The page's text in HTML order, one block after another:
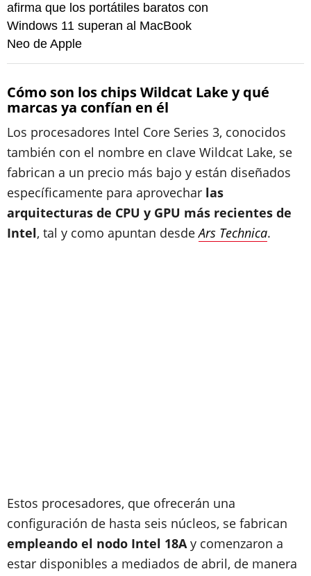
afirma que los portátiles baratos con
Windows 11 superan al MacBook
Neo de Apple
Cómo son los chips Wildcat Lake y qué
marcas ya confían en él
Los procesadores Intel Core Series 3, conocidos
también con el nombre en clave Wildcat Lake, se
fabrican a un precio más bajo y están diseñados
específicamente para aprovechar las
arquitecturas de CPU y GPU más recientes de
Intel, tal y como apuntan desdeArs Technica.
Estos procesadores, que ofrecerán una
configuración de hasta seis núcleos, se fabrican
empleando el nodo Intel 18Ay comenzaron a
estar disponibles a mediados de abril, de manera